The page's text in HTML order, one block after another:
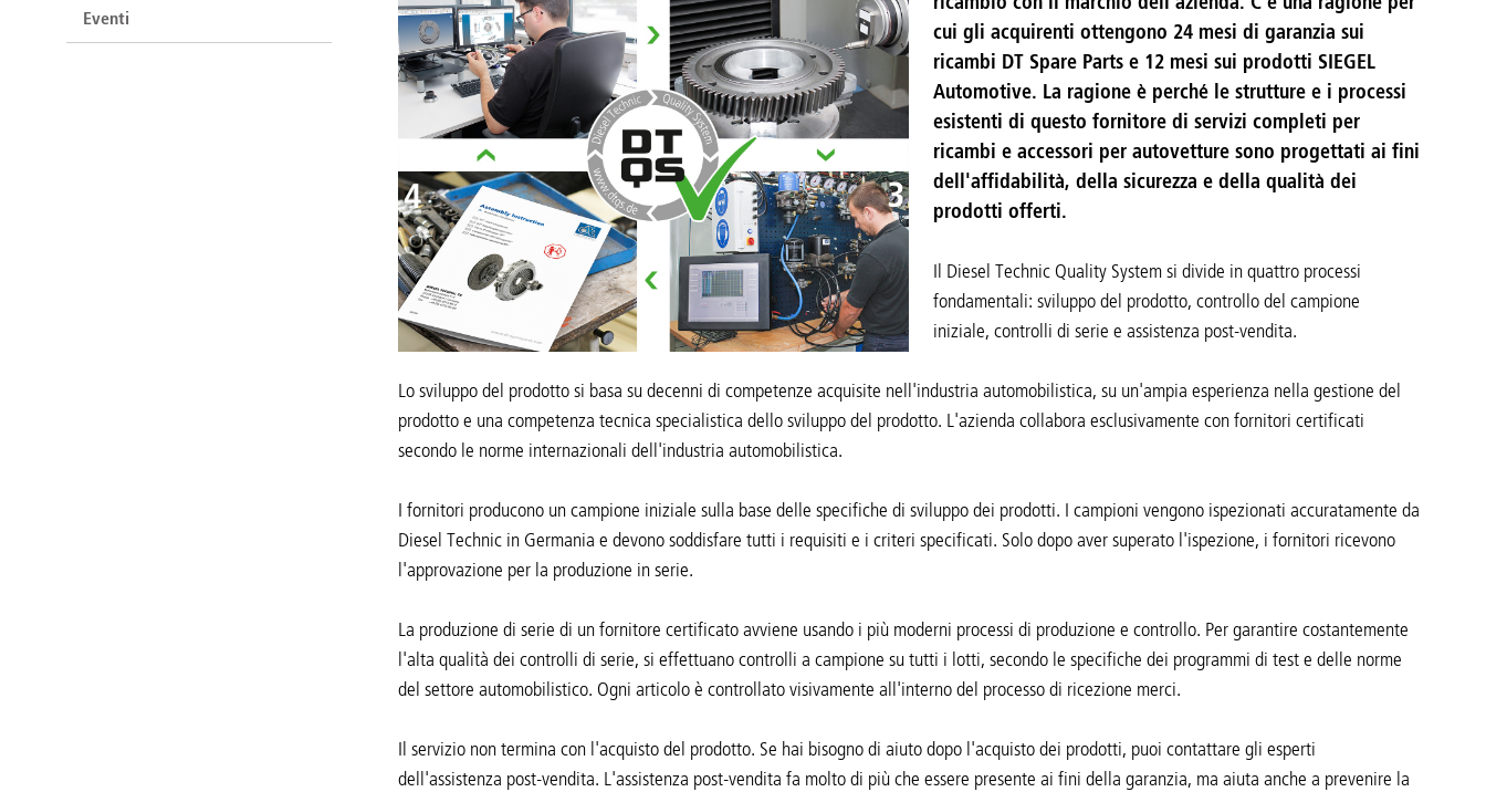
cui gli acquirenti ottengono 24 mesi di garanzia sui
ricambi DT Spare Parts e 12 mesi sui prodotti SIEGEL
Automotive. La ragione è perché le strutture e i processi
esistenti di questo fornitore di servizi completi per
ricambi e accessori per autovetture sono progettati ai fini
dell'affidabilità, della sicurezza e della qualità dei
prodotti offerti.
Il Diesel Technic Quality System si divide in quattro processi
fondamentali: sviluppo del prodotto, controllo del campione
iniziale, controlli di serie e assistenza post-vendita.
Lo sviluppo del prodotto si basa su decenni di competenze acquisite nell'industria automobilistica, su un'ampia esperienza nella gestione del
prodotto e una competenza tecnica specialistica dello sviluppo del prodotto. L'azienda collabora esclusivamente con fornitori certificati
secondo le norme internazionali dell'industria automobilistica.
I fornitori producono un campione iniziale sulla base delle specifiche di sviluppo dei prodotti. I campioni vengono ispezionati accuratamente da
Diesel Technic in Germania e devono soddisfare tutti i requisiti e i criteri specificati. Solo dopo aver superato l'ispezione, i fornitori ricevono
l'approvazione per la produzione in serie.
La produzione di serie di un fornitore certificato avviene usando i più moderni processi di produzione e controllo. Per garantire costantemente
l'alta qualità dei controlli di serie, si effettuano controlli a campione su tutti i lotti, secondo le specifiche dei programmi di test e delle norme
del settore automobilistico. Ogni articolo è controllato visivamente all'interno del processo di ricezione merci.
Il servizio non termina con l'acquisto del prodotto. Se hai bisogno di aiuto dopo l'acquisto dei prodotti, puoi contattare gli esperti
dell'assistenza post-vendita. L'assistenza post-vendita fa molto di più che essere presente ai fini della garanzia, ma aiuta anche a prevenire la
Eventi